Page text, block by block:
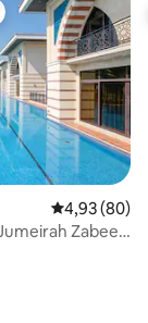
të klientëve
Vlerësimi
4,93 (80)
Zabeel